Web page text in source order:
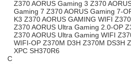
Z370 AORUS Gaming 3 Z370
Gaming 7 Z370 AORUS Gaming 7-
K3 Z370 AORUS GAMING WIFI
Z370 AORUS Ultra Gaming 2.0-OP
Z370 AORUS Ultra Gaming WIFI
WIFI-OP Z370M D3H Z370M DS3H
XPC SH370R6
C